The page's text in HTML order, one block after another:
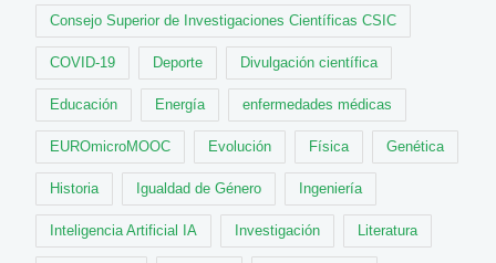
Consejo Superior de Investigaciones Científicas CSIC
COVID-19 Deporte Divulgación científica
Educación Energía enfermedades médicas
EUROmicroMOOC Evolución Física Genética
Historia Igualdad de Género Ingeniería
Inteligencia Artificial IA Investigación Literatura